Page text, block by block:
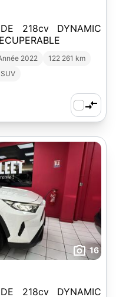
218cv DYNAMIC
2022
122 261 km
16
218cv DYNAMIC